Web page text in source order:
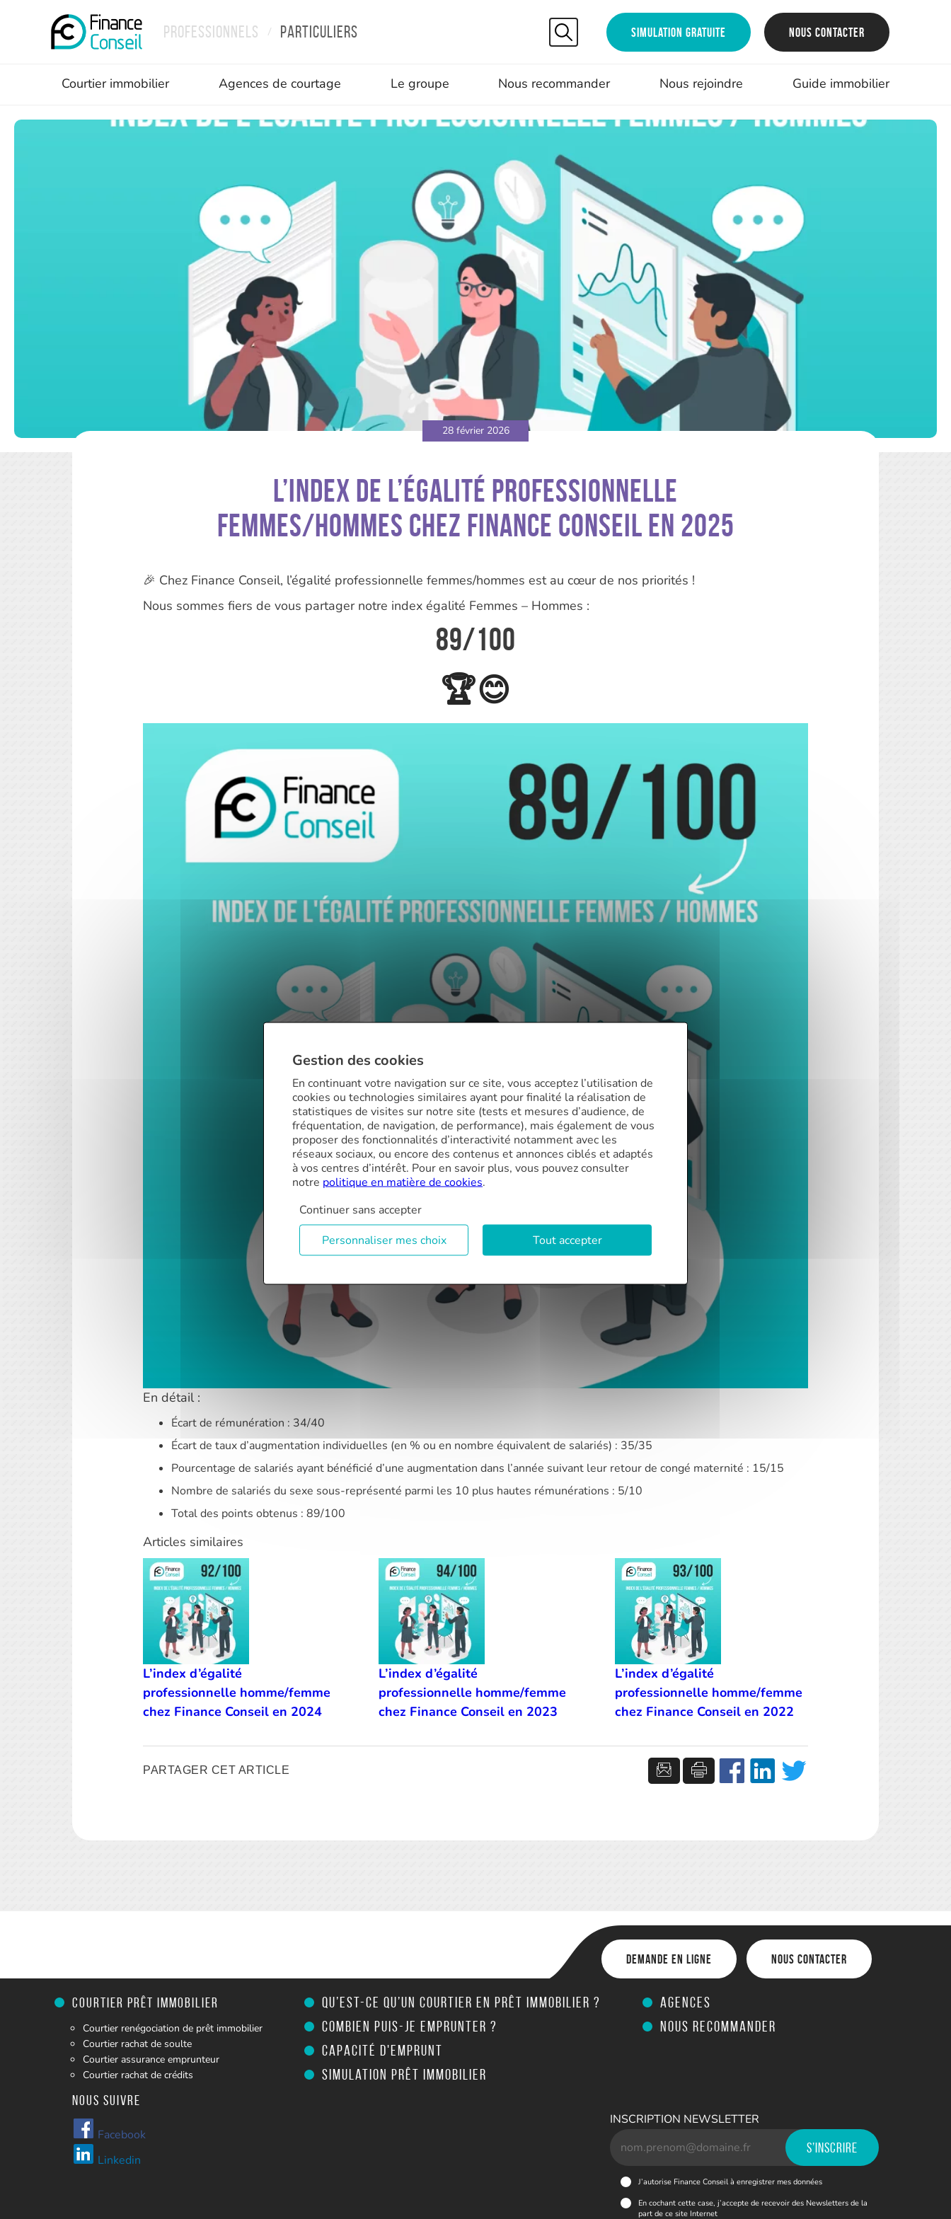
Professionnels / Particuliers Simulation gratuite Nous contacter
Courtier immobilier Agences de courtage Le groupe Nous recommander Nous rejoindre Guide immobilier
28 février 2026
L’index de l’égalité professionnelle
femmes/hommes chez Finance Conseil en 2025
🎉 Chez Finance Conseil, l’égalité professionnelle femmes/hommes est au cœur de nos priorités !
Nous sommes fiers de vous partager notre index égalité Femmes – Hommes :
89/100
🏆😊
En détail :
Écart de rémunération : 34/40
Écart de taux d’augmentation individuelles (en % ou en nombre équivalent de salariés) : 35/35
Pourcentage de salariés ayant bénéficié d’une augmentation dans l’année suivant leur retour de congé maternité : 15/15
Nombre de salariés du sexe sous-représenté parmi les 10 plus hautes rémunérations : 5/10
Total des points obtenus : 89/100
Articles similaires
L’index d’égalité
professionnelle homme/femme
chez Finance Conseil en 2024
L’index d’égalité
professionnelle homme/femme
chez Finance Conseil en 2023
L’index d’égalité
professionnelle homme/femme
chez Finance Conseil en 2022
PARTAGER CET ARTICLE
Demande en ligne Nous contacter
Courtier prêt immobilier
Courtier renégociation de prêt immobilier
Courtier rachat de soulte
Courtier assurance emprunteur
Courtier rachat de crédits
Qu’est-ce qu’un courtier en prêt immobilier ?
Combien puis-je emprunter ?
Capacité d'emprunt
Simulation prêt immobilier
Agences
Nous recommander
Nous suivre
Facebook
Linkedin
INSCRIPTION NEWSLETTER
J’autorise Finance Conseil à enregistrer mes données
En cochant cette case, j’accepte de recevoir des Newsletters de la
part de ce site Internet
Gestion des cookies
En continuant votre navigation sur ce site, vous acceptez l’utilisation de
cookies ou technologies similaires ayant pour finalité la réalisation de
statistiques de visites sur notre site (tests et mesures d’audience, de
fréquentation, de navigation, de performance), mais également de vous
proposer des fonctionnalités d’interactivité notamment avec les
réseaux sociaux, ou encore des contenus et annonces ciblés et adaptés
à vos centres d’intérêt. Pour en savoir plus, vous pouvez consulter
notre politique en matière de cookies.
Continuer sans accepter
Personnaliser mes choix
Tout accepter